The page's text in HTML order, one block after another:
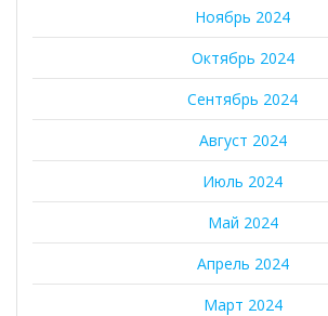
Ноябрь 2024
Октябрь 2024
Сентябрь 2024
Август 2024
Июль 2024
Май 2024
Апрель 2024
Март 2024